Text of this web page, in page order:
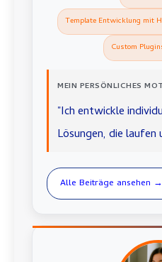
Template Entwicklung mit
Custom
MEIN PERSÖNLICHES
"Ich entwickle
Lösungen, die laufen
Alle Beiträge ansehen →